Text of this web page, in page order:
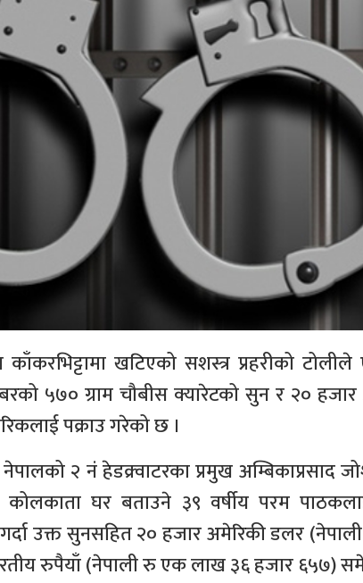
काँकरभिट्टामा खटिएको सशस्त्र प्रहरीको
५७० ग्राम चौबीस क्यारेटको सुन र २०
पक्राउ गरेको छ ।
२ नं हेडक्र्वाटरका प्रमुख अम्बिकाप्रसाद
घर बताउने ३९ वर्षीय परम
उक्त सुनसहित २० हजार अमेरिकी डलर
रुपैयाँ (नेपाली रु एक लाख ३६ हजार ६५७)